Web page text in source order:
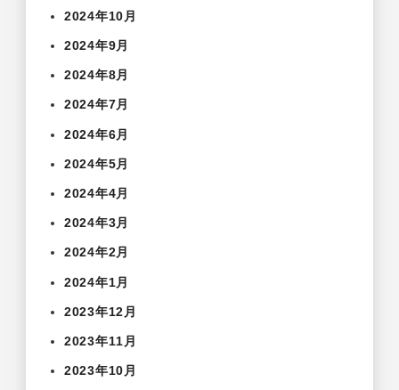
2024年10月
2024年9月
2024年8月
2024年7月
2024年6月
2024年5月
2024年4月
2024年3月
2024年2月
2024年1月
2023年12月
2023年11月
2023年10月